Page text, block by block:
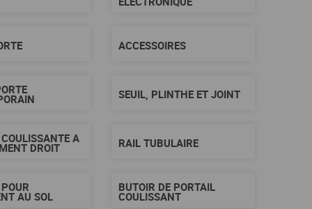
ACCESSOIRES
SEUIL, PLINTHE ET JOINT
COULISSANTE A
DROIT RAIL TUBULAIRE
AU SOL
BUTOIR DE PORTAIL
COULISSANT